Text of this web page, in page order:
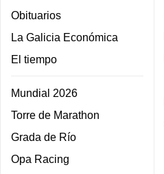
Obituarios
La Galicia Económica
El tiempo
Mundial 2026
Torre de Marathon
Grada de Río
Opa Racing